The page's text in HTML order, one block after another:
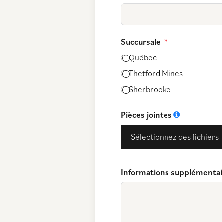
Succursale
Québec
Thetford Mines
Sherbrooke
Pièces jointes
Sélectionnez des fichiers
Informations